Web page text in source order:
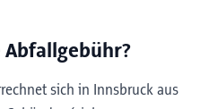
Abfallgebühr?
sich in Innsbruck aus